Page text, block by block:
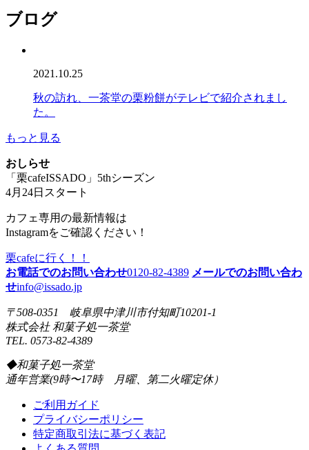
ブログ
2021.10.25
秋の訪れ、一茶堂の栗粉餅がテレビで紹介されまし
た。
もっと見る
おしらせ
「栗cafeISSADO」5thシーズン
4月24日スタート
カフェ専用の最新情報は
Instagramをご確認ください！
栗cafeに行く！！
お電話でのお問い合わせ0120-82-4389 メールでのお問い合わ
せinfo@issado.jp
〒508-0351 岐阜県中津川市付知町10201-1
株式会社 和菓子処一茶堂
TEL. 0573-82-4389
◆和菓子処一茶堂
通年営業(9時〜17時 月曜、第二火曜定休）
ご利用ガイド
プライバシーポリシー
特定商取引法に基づく表記